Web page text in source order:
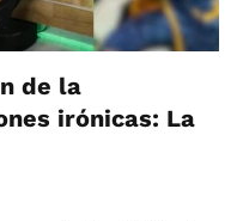
de la
irónicas: La